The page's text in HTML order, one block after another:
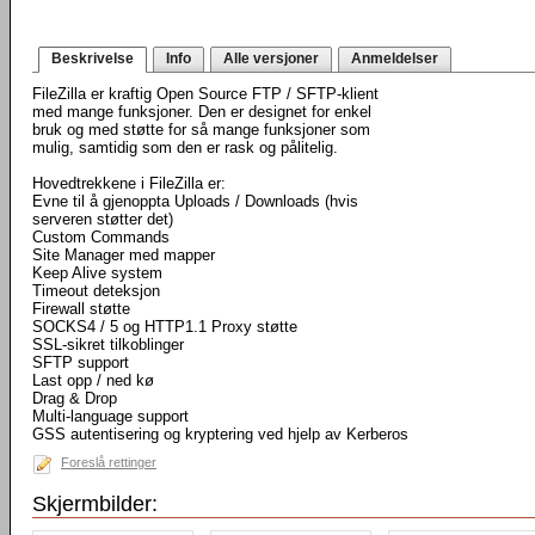
Beskrivelse Info Alle versjoner Anmeldelser
FileZilla er kraftig Open Source FTP / SFTP-klient
med mange funksjoner. Den er designet for enkel
bruk og med støtte for så mange funksjoner som
mulig, samtidig som den er rask og pålitelig.
Hovedtrekkene i FileZilla er:
Evne til å gjenoppta Uploads / Downloads (hvis
serveren støtter det)
Custom Commands
Site Manager med mapper
Keep Alive system
Timeout deteksjon
Firewall støtte
SOCKS4 / 5 og HTTP1.1 Proxy støtte
SSL-sikret tilkoblinger
SFTP support
Last opp / ned kø
Drag & Drop
Multi-language support
GSS autentisering og kryptering ved hjelp av Kerberos
Foreslå rettinger
Skjermbilder: